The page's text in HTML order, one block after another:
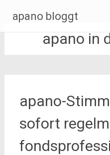
Inhalt
springen
apano bloggt
apano in
apano-
sofort